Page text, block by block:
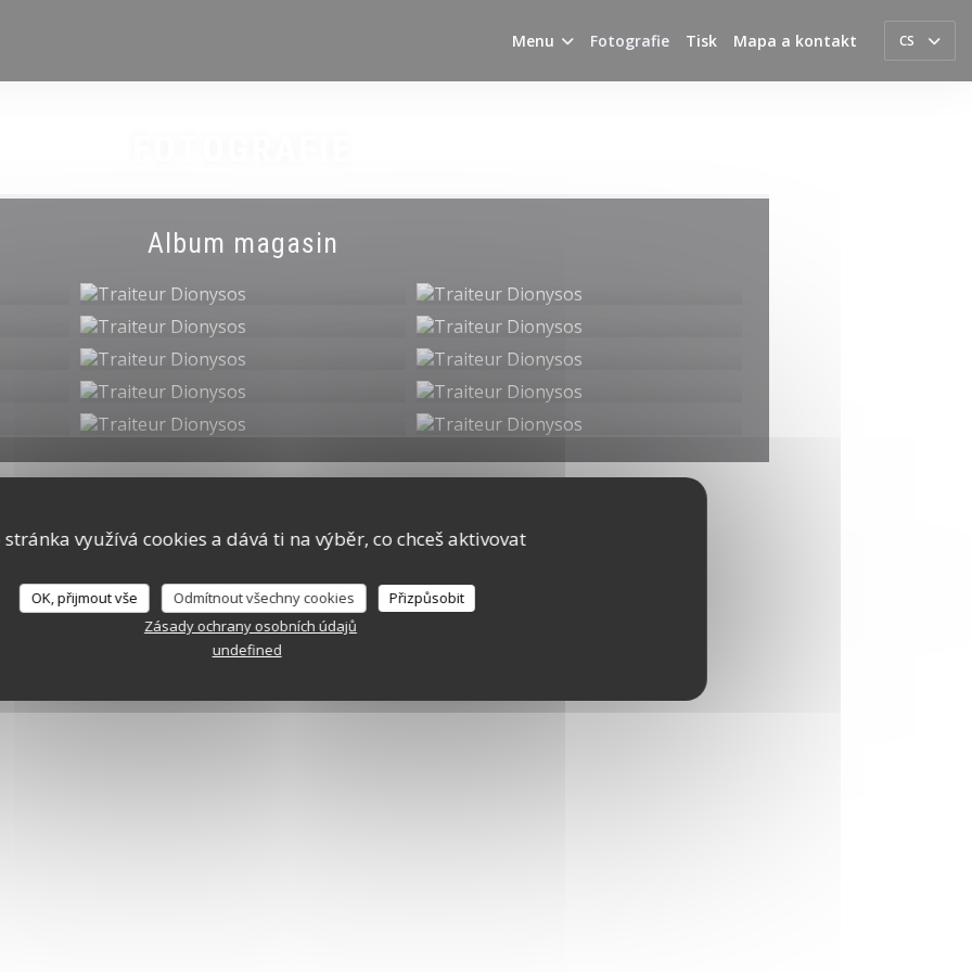
využívá cookies a dává ti na výběr, co chceš aktivovat
OK, přijmout vše Odmítnout všechny cookies
Přizpůsobit
Zásady ochrany osobních údajů
undefined
Menu Fotografie Tisk Mapa a kontakt CS
Album magasin